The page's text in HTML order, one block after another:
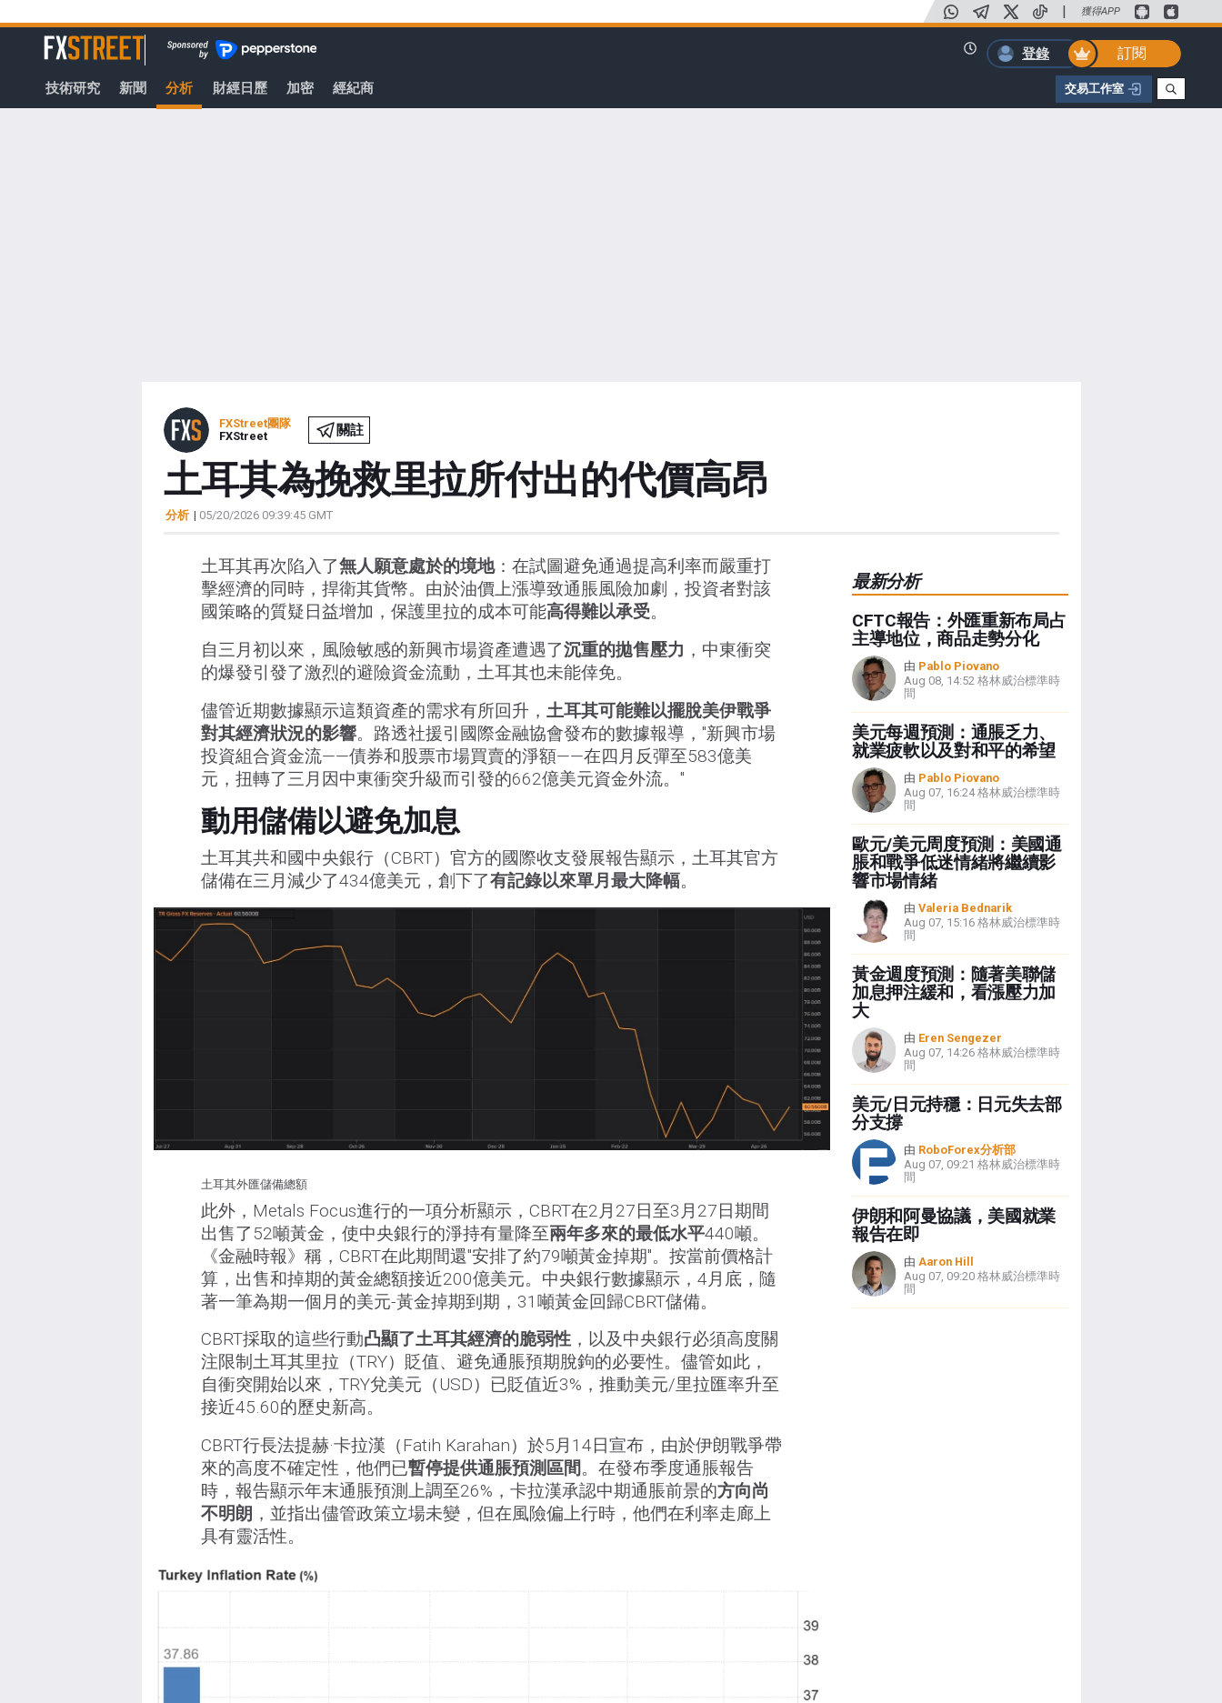
至
容
| 獲得APP
FXStreet
登錄
訂閱
技術研究 新聞 分析 財經日歷 加密 經紀商 交易工作室
FXStreet團隊
FXStreet
關註
土耳其為挽救里拉所付出的代價高昂
分析 | 05/20/2026 09:39:45 GMT
土耳其再次陷入了無人願意處於的境地：在試圖避免通過提高利率而嚴重打
擊經濟的同時，捍衛其貨幣。由於油價上漲導致通脹風險加劇，投資者對該
國策略的質疑日益增加，保護里拉的成本可能高得難以承受。
自三月初以來，風險敏感的新興市場資產遭遇了沉重的拋售壓力 ，中東衝突
的爆發引發了激烈的避險資金流動，土耳其也未能倖免。
儘管近期數據顯示這類資產的需求有所回升， 土耳其可能難以擺脫美伊戰爭
對其經濟狀況的影響。路透社援引國際金融協會發布的數據報導，"新興市場
投資組合資金流——債券和股票市場買賣的淨額——在四月反彈至583億美
元，扭轉了三月因中東衝突升級而引發的662億美元資金外流。"
動用儲備以避免加息
土耳其共和國中央銀行（CBRT）官方的國際收支發展報告顯示，土耳其官方
儲備在三月減少了434億美元，創下了有記錄以來單月最大降幅。
土耳其外匯儲備總額
此外，Metals Focus進行的一項分析顯示，CBRT在2月27日至3月27日期間
出售了52噸黃金，使中央銀行的淨持有量降至兩年多來的最低水平440噸。
《金融時報》稱，CBRT在此期間還"安排了約79噸黃金掉期"。按當前價格計
算，出售和掉期的黃金總額接近200億美元。中央銀行數據顯示，4月底，隨
著一筆為期一個月的美元-黃金掉期到期，31噸黃金回歸CBRT儲備。
CBRT採取的這些行動凸顯了土耳其經濟的脆弱性，以及中央銀行必須高度關
注限制土耳其里拉（TRY）貶值、避免通脹預期脫鉤的必要性。儘管如此，
自衝突開始以來，TRY兌美元（USD）已貶值近3%，推動美元/里拉匯率升至
接近45.60的歷史新高。
CBRT行長法提赫·卡拉漢（Fatih Karahan）於5月14日宣布，由於伊朗戰爭帶
來的高度不確定性，他們已暫停提供通脹預測區間。在發布季度通脹報告
時，報告顯示年末通脹預測上調至26%，卡拉漢承認中期通脹前景的方向尚
不明朗 ，並指出儘管政策立場未變，但在風險偏上行時，他們在利率走廊上
具有靈活性。
最新分析
CFTC報告：外匯重新布局占
主導地位，商品走勢分化
由 Pablo Piovano
Aug 08, 14:52 格林威治標準時
間
美元每週預測：通脹乏力、
就業疲軟以及對和平的希望
由 Pablo Piovano
Aug 07, 16:24 格林威治標準時
間
歐元/美元周度預測：美國通
脹和戰爭低迷情緒將繼續影
響市場情緒
由 Valeria Bednarik
Aug 07, 15:16 格林威治標準時
間
黃金週度預測：隨著美聯儲
加息押注緩和，看漲壓力加
大
由 Eren Sengezer
Aug 07, 14:26 格林威治標準時
間
美元/日元持穩：日元失去部
分支撐
由 RoboForex分析部
Aug 07, 09:21 格林威治標準時
間
伊朗和阿曼協議，美國就業
報告在即
由 Aaron Hill
Aug 07, 09:20 格林威治標準時
間